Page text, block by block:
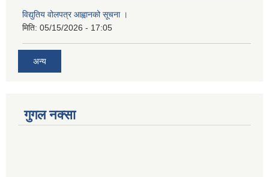
विद्युतिय वोलपत्र आह्वानको सूचना ।
मिति: 05/15/2026 - 17:05
अन्य
गुगल नक्सा